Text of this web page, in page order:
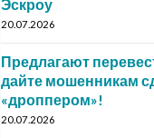
Эскроу
20.07.2026
Предлагают
дайте мошенникам
«дроппером»!
20.07.2026